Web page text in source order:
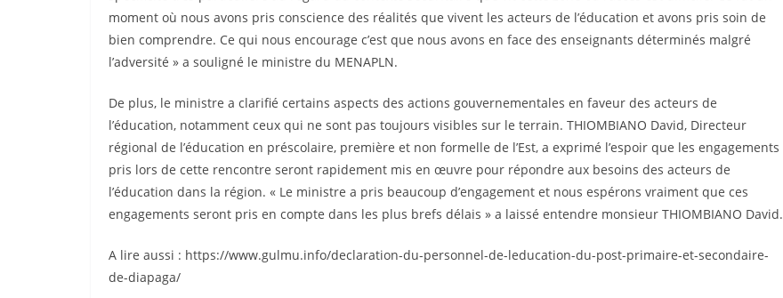
moment où nous avons pris conscience des réalités que vivent les acteurs de l’éducation et avons pris soin de
bien comprendre. Ce qui nous encourage c’est que nous avons en face des enseignants déterminés malgré
l’adversité » a souligné le ministre du MENAPLN.
De plus, le ministre a clarifié certains aspects des actions gouvernementales en faveur des acteurs de
l’éducation, notamment ceux qui ne sont pas toujours visibles sur le terrain. THIOMBIANO David, Directeur
régional de l’éducation en préscolaire, première et non formelle de l’Est, a exprimé l’espoir que les engagements
pris lors de cette rencontre seront rapidement mis en œuvre pour répondre aux besoins des acteurs de
l’éducation dans la région. « Le ministre a pris beaucoup d’engagement et nous espérons vraiment que ces
engagements seront pris en compte dans les plus brefs délais » a laissé entendre monsieur THIOMBIANO David.
A lire aussi : https://www.gulmu.info/declaration-du-personnel-de-leducation-du-post-primaire-et-secondaire-
de-diapaga/